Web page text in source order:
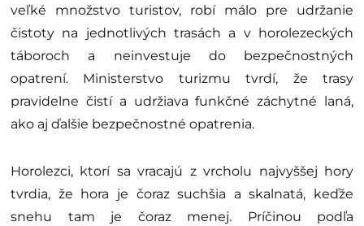
veľké množstvo turistov, robí málo pre udržanie
čistoty na jednotlivých trasách a v horolezeckých
táboroch a neinvestuje do bezpečnostných
opatrení. Ministerstvo turizmu tvrdí, že trasy
pravidelne čistí a udržiava funkčné záchytné laná,
ako aj ďalšie bezpečnostné opatrenia.
Horolezci, ktorí sa vracajú z vrcholu najvyššej hory
tvrdia, že hora je čoraz suchšia a skalnatá, keďže
snehu tam je čoraz menej. Príčinou podľa